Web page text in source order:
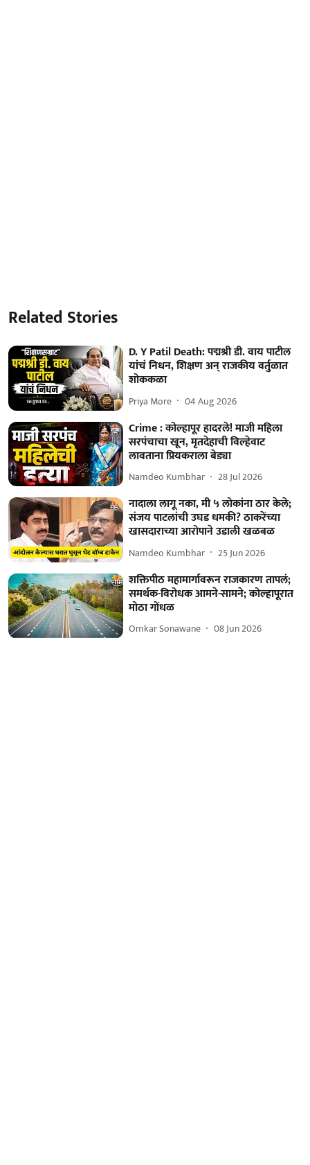
Related Stories
D. Y Patil Death: पद्मश्री डी. वाय पाटील
यांचं निधन, शिक्षण अन् राजकीय वर्तुळात
शोककळा
Priya More 04 Aug 2026
Crime : कोल्हापूर हादरले! माजी महिला
सरपंचाचा खून, मृतदेहाची विल्हेवाट
लावताना प्रियकराला बेड्या
Namdeo Kumbhar 28 Jul 2026
नादाला लागू नका, मी ५ लोकांना ठार केले;
संजय पाटलांची उघड धमकी? ठाकरेंच्या
खासदाराच्या आरोपाने उडाली खळबळ
Namdeo Kumbhar 25 Jun 2026
शक्तिपीठ महामार्गावरून राजकारण तापलं;
समर्थक-विरोधक आमने-सामने; कोल्हापूरात
मोठा गोंधळ
Omkar Sonawane 08 Jun 2026